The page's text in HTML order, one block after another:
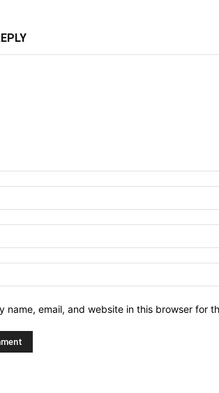
name, email, and website in this browser for